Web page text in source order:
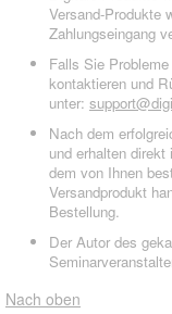
Versand-Produkte
Zahlungseingang
Falls Sie
kontaktieren und
unter:
Nach dem
und erhalten
dem von Ihnen
Versandprodukt
Bestellung.
Der Autor des
Nach oben